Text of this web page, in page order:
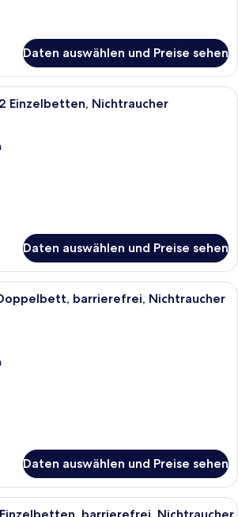
Daten auswählen und Preise sehen
Ein Hotelzimmer mit zwei Betten,
Einzelbetten, Nichtraucher
Daten auswählen und Preise sehen
Ein ordentlich bezogenes Bett mit
barrierefrei, Nichtraucher
Daten auswählen und Preise sehen
Ein Hotelzimmer mit einem großen